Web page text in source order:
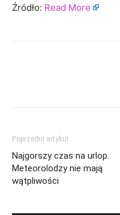
Źródło: Read More
Poprzedni artykuł
Najgorszy czas na urlop.
Meteorolodzy nie mają
wątpliwości